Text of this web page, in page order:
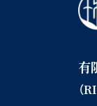
有
（